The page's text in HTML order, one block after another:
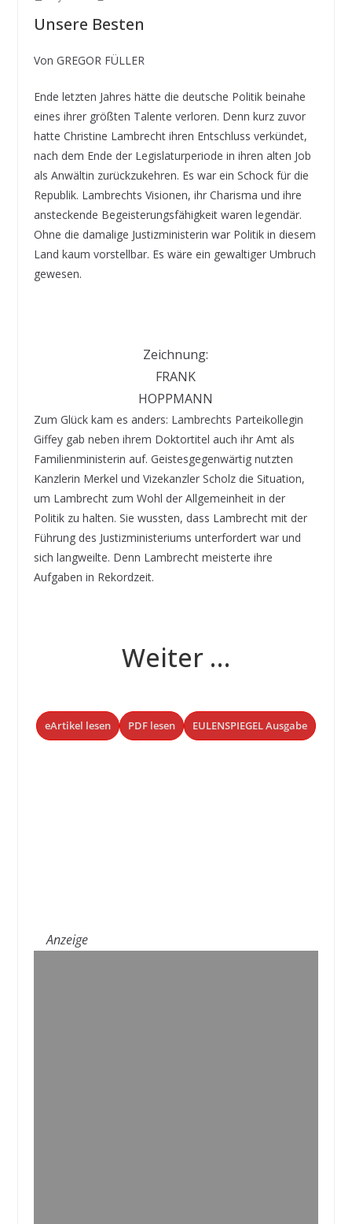
Unsere Besten
Von GREGOR FÜLLER
Ende letzten Jahres hätte die deutsche Politik beinahe
eines ihrer größten Talente verloren. Denn kurz zuvor
hatte Christine Lambrecht ihren Entschluss verkündet,
nach dem Ende der Legislaturperiode in ihren alten Job
als Anwältin zurückzukehren. Es war ein Schock für die
Republik. Lambrechts Visionen, ihr Charisma und ihre
ansteckende Begeisterungsfähigkeit waren legendär.
Ohne die damalige Justizministerin war Politik in diesem
Land kaum vorstellbar. Es wäre ein gewaltiger Umbruch
gewesen.
Zeichnung:
FRANK
HOPPMANN
Zum Glück kam es anders: Lambrechts Parteikollegin
Giffey gab neben ihrem Doktortitel auch ihr Amt als
Familienministerin auf. Geistesgegenwärtig nutzten
Kanzlerin Merkel und Vizekanzler Scholz die Situation,
um Lambrecht zum Wohl der Allgemeinheit in der
Politik zu halten. Sie wussten, dass Lambrecht mit der
Führung des Justizministeriums unterfordert war und
sich langweilte. Denn Lambrecht meisterte ihre
Aufgaben in Rekordzeit.
Weiter …
eArtikel lesen PDF lesen EULENSPIEGEL Ausgabe
Anzeige